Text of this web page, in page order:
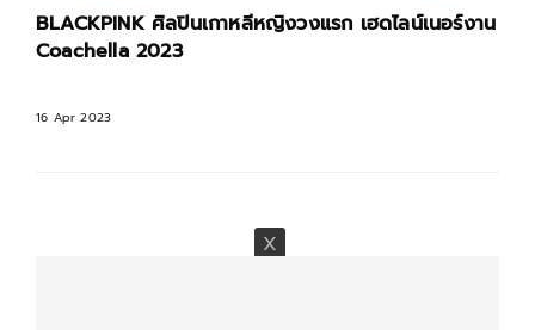
BLACKPINK ศิลปินเกาหลีหญิงวงแรก เฮดไลน์เนอร์งาน
Coachella 2023
16 Apr 2023